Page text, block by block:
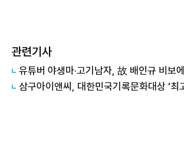
관련기사
삼구아이앤씨, 대한민국기록문화대상 '최